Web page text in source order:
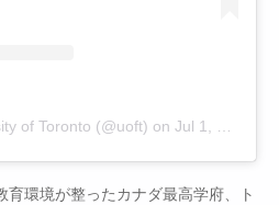
of Toronto (@uoft) on Jul 1, 2018 at 8:28am PDT
育環境が整ったカナダ最高学府、ト